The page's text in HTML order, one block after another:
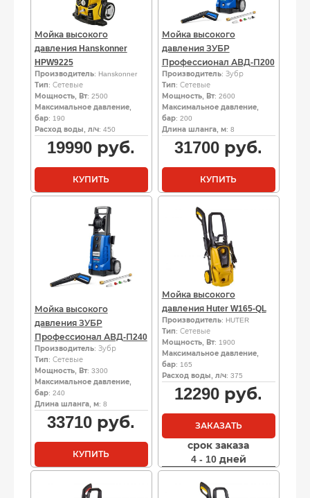
Мойка высокого
давления Hanskonner
HPW9225
Производитель: Hanskonner
Тип: Сетевые
Мощность, Вт: 2500
Максимальное давление,
бар: 190
Расход воды, л/ч: 450
19990 руб.
КУПИТЬ
Мойка высокого
давления ЗУБР
Профессионал АВД-П200
Производитель: Зубр
Тип: Сетевые
Мощность, Вт: 2600
Максимальное давление,
бар: 200
Длина шланга, м: 8
31700 руб.
КУПИТЬ
Мойка высокого
давления ЗУБР
Профессионал АВД-П240
Производитель: Зубр
Тип: Сетевые
Мощность, Вт: 3300
Максимальное давление,
бар: 240
Длина шланга, м: 8
33710 руб.
КУПИТЬ
Мойка высокого
давления Huter W165-QL
Производитель: HUTER
Тип: Сетевые
Мощность, Вт: 1900
Максимальное давление,
бар: 165
Расход воды, л/ч: 375
12290 руб.
ЗАКАЗАТЬ
срок заказа
4 - 10 дней